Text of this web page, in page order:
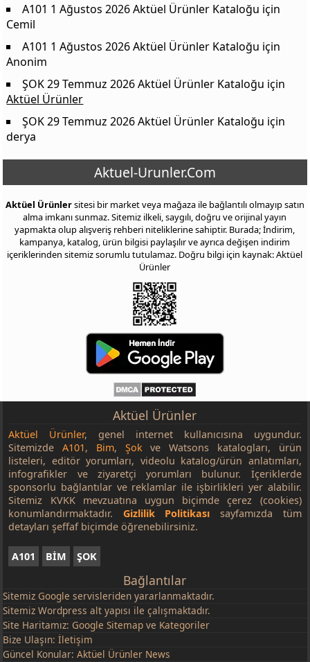
Plastik Koltuk
149,00 TL
Rattan Desenli Sehpa
149,00 TL
Rattan Desen Tabure
Plastik Tabure
75,00 TL
Tuz Taşlı Aroma Difüzör
Petrix Solar Bahçe Lambası
100,00 TL
Makaralı Led Işık Zinciri
399,00 TL
Baharaltılık Seti
119,00 TL
33'lü Küre Buzluk
Mangal Maşası
4'lü Küre Buzluk
Silikon Dondurma Kalıbı
A101 1 Ağustos 2026 Aktüel Ürünler Kataloğu için
Cemil
A101 1 Ağustos 2026 Aktüel Ürünler Kataloğu için
Anonim
ŞOK 29 Temmuz 2026 Aktüel Ürünler Kataloğu için
Aktüel Ürünler
ŞOK 29 Temmuz 2026 Aktüel Ürünler Kataloğu için
derya
Aktuel-Urunler.Com
Aktüel Ürünlersitesi bir market veya mağaza ile bağlantılı olmayıp satın
alma imkanı sunmaz. Sitemiz ilkeli, saygılı, doğru ve orijinal yayın
yapmakta olup alışveriş rehberi niteliklerine sahiptir. Burada; İndirim,
kampanya, katalog, ürün bilgisi paylaşılır ve ayrıca değişen indirim
içeriklerinden sitemiz sorumlu tutulamaz. Doğru bilgi için kaynak: Aktüel
Ürünler
Aktüel Ürünler
Aktüel Ürünler, genel internet kullanıcısına uygundur.
SitemizdeA101, Bim, Şok ve Watsons katalogları, ürün
listeleri, editör yorumları, videolu katalog/ürün anlatımları,
infografikler ve ziyaretçi yorumları bulunur. İçeriklerde
sponsorlu bağlantılar ve reklamlar ile işbirlikleri yer alabilir.
Sitemiz KVKK mevzuatına uygun biçimde çerez (cookies)
konumlandırmaktadır. Gizlilik Politikası sayfamızda tüm
detayları şeffaf biçimde öğrenebilirsiniz.
A101 BİM ŞOK
Bağlantılar
Sitemiz Google servisleriden yararlanmaktadır.
Sitemiz Wordpress alt yapısı ile çalışmaktadır.
Site Haritamız: Google Sitemap ve Kategoriler
Bize Ulaşın:İletişim
Güncel Konular:Aktüel Ürünler News